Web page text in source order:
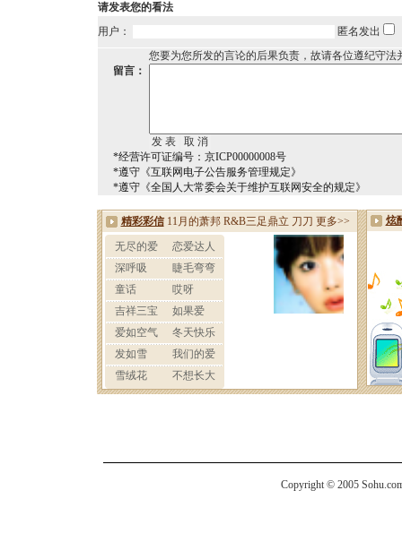
请发表您的看法
用户：
匿名发出
您要为您所发的言论的后果负责，故请各位遵纪守法
留言：
*经营许可证编号：京ICP00000008号
*遵守《互联网电子公告服务管理规定》
*遵守《全国人大常委会关于维护互联网安全的规定》
Copyright © 2005